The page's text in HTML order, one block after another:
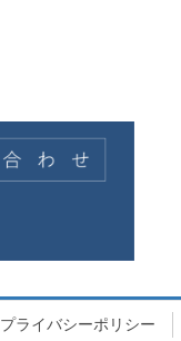
プライバシーポリシー